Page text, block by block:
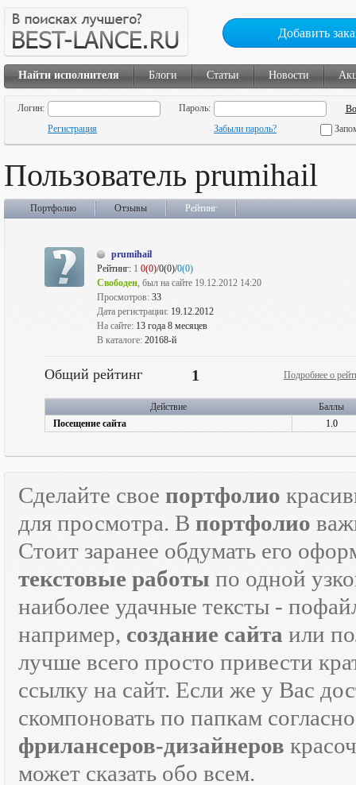
Добавить
Найти исполнителя Блоги Статьи Новости
Логин:
Пароль:
Регистрация
Забыли пароль?
Пользователь prumihail
Портфолио Отзывы Рейтинг
prumihail
Рейтинг: 1 0(0)/0(0)/0(0)
Свободен, был на сайте 19.12.2012 14:20
Просмотров: 33
Дата регистрации: 19.12.2012
На сайте: 13 года 8 месяцев
В каталоге: 20168-й
Общий рейтинг 1 Подробнее о
Действие
Баллы
Посещение сайта
1.0
Сделайте свое портфолио
для просмотра. В портфолио
Стоит заранее обдумать его
текстовые работы по одной
наиболее удачные тексты -
например, создание сайта или
лучше всего просто привести
ссылку на сайт. Если же у Вас
скомпоновать по папкам
фрилансеров-дизайнеров
может сказать обо всем.